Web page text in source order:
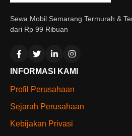
Sewa Mobil Semarang Termurah &
dari Rp 99 Ribuan
INFORMASI KAMI
Profil Perusahaan
Sejarah Perusahaan
Kebijakan Privasi